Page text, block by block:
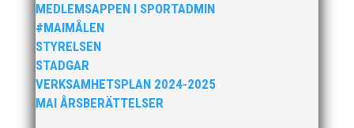
MEDLEMSAPPEN I SPORTADMIN
#MAIMÅLEN
STYRELSEN
STADGAR
VERKSAMHETSPLAN 2024-2025
MAI ÅRSBERÄTTELSER
Klubbchef – Malmö Allmänna Idrottsförening (MAI)
Vill du vara med och skapa glädje, gemenskap och